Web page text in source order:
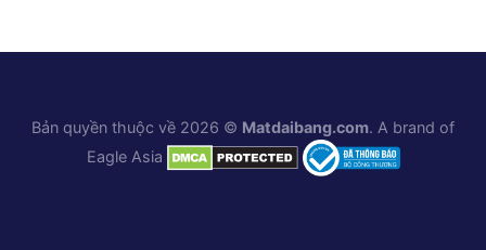
Bản quyền thuộc về 2026 © Matdaibang.com. A brand of
Eagle Asia